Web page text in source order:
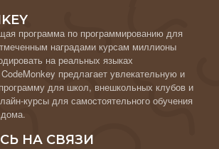
программа по программированию для
наградами курсам миллионы
на реальных языках
предлагает увлекательную и
для школ, внешкольных клубов и
курсы для самостоятельного обучения
НА СВЯЗИ